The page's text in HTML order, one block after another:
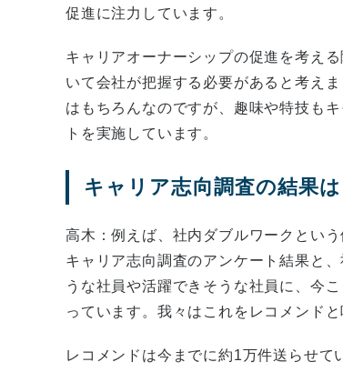
促進に注力しています。
キャリアオーナーシップの促進を考え
いて会社が把握する必要があると考え
はもちろんなのですが、趣味や特技も
トを実施しています。
キャリア志向調査の結果
高木：例えば、社内ダブルワークとい
キャリア志向調査のアンケート結果と
うな社員や活躍できそうな社員に、今
っています。我々はこれをレコメンドと
レコメンドは今までに約1万件送らせ